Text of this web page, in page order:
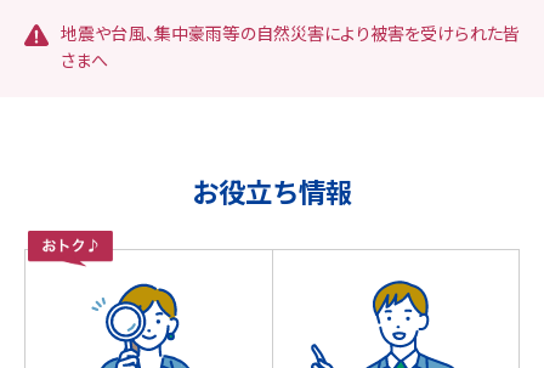
地震や台風、集中豪雨等の自然災害により被害を受けられた皆
さまへ
お役立ち情報